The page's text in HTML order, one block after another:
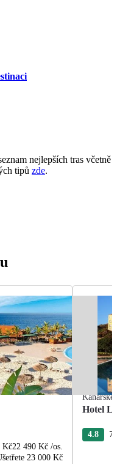
nejlepších tras včetně
tipů zde.
Kč22 490 Kč /os.
23 000 Kč
Kanárské
Hotel
4.8